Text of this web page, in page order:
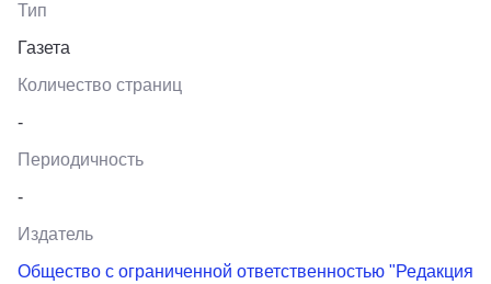
Тип
Газета
Количество страниц
-
Периодичность
-
Издатель
Общество с ограниченной ответственностью "Редакция